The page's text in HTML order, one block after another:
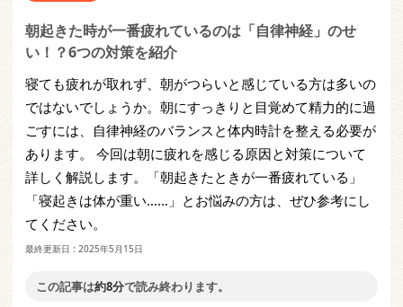
朝起きた時が一番疲れているのは「自律神経」のせ
い！？6つの対策を紹介
寝ても疲れが取れず、朝がつらいと感じている方は多いの
ではないでしょうか。朝にすっきりと目覚めて精力的に過
ごすには、自律神経のバランスと体内時計を整える必要が
あります。 今回は朝に疲れを感じる原因と対策について
詳しく解説します。「朝起きたときが一番疲れている」
「寝起きは体が重い……」とお悩みの方は、ぜひ参考にし
てください。
最終更新日 : 2025年5月15日
この記事は約8分で読み終わります。